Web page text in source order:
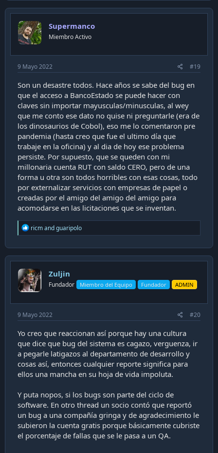
Supermanco
Miembro Activo
9 Mayo 2022 #19
Son un desastre todos. Hace años se sabe del bug en
que el acceso a BancoEstado se puede hacer con
claves sin importar mayusculas/minusculas, al wey
que me conto ese dato no quise ni preguntarle (era de
los dinosaurios de Cobol), eso me lo comentaron pre
pandemia (hasta creo que fue el ultimo día que
trabaje en la oficina) y al dia de hoy ese problema
persiste. Por supuesto, que se queden con mi
millonaria cuenta RUT con saldo CERO, pero de una
forma u otra son todos horribles con esas cosas, todo
por externalizar servicios con empresas de papel o
creadas por el amigo del amigo del amigo para
acomodarse en las licitaciones que se inventan.
R
e
c
t
o
n
s
ricmandguaripolo
Zuljin
Fundador Miembro del Equipo Fundador ADMIN
9 Mayo 2022 #20
Yo creo que reaccionan así porque hay una cultura
que dice que bug del sistema es cagazo, verguenza, ir
a pegarle latigazos al departamento de desarrollo y
cosas así, entonces cualquier reporte significa para
ellos una mancha en su hoja de vida impoluta.
Y puta nopos, si los bugs son parte del ciclo de
software. En otro thread un socio contó que reportó
un bug a una compañía gringa y de agradecimiento le
subieron la cuenta gratis porque básicamente cubriste
el porcentaje de fallas que se le pasa a un QA.